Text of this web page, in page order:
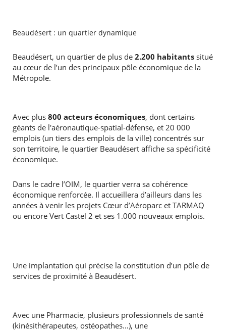
Beaudésert : un quartier dynamique
Beaudésert, un quartier de plus de2.200 habitantssitué
au cœur de l’un des principaux pôle économique de la
Métropole.
Avec plus800 acteurs économiques, dont certains
géants de l'aéronautique-spatial-défense, et 20 000
emplois (un tiers des emplois de la ville) concentrés sur
son territoire, le quartier Beaudésert affiche sa spécificité
économique.
Dans le cadre l’OIM, le quartier verra sa cohérence
économique renforcée. Il accueillera d’ailleurs dans les
années à venir les projets Cœur d’Aéroparc et TARMAQ
ou encore Vert Castel 2 et ses 1.000 nouveaux emplois.
Une implantation qui précise la constitution d’un pôle de
services de proximité à Beaudésert.
Avec une Pharmacie, plusieurs professionnels de santé
(kinésithérapeutes, ostéopathes…), une